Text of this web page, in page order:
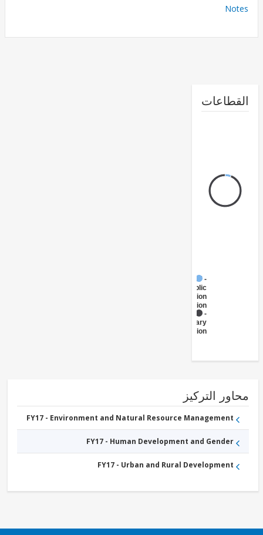
Administration
- Education
Education
التركيز
FY17 - Environment and Natural Resource Management
FY17 - Human Development and Gender
FY17 - Urban and Rural Development